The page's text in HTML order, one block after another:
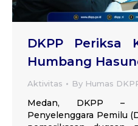
DKPP Periksa
Humbang
Aktivitas By Humas
Medan, DKPP –
Penyelenggara Pemilu